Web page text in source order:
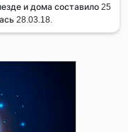
и дома составило 25
28.03.18.